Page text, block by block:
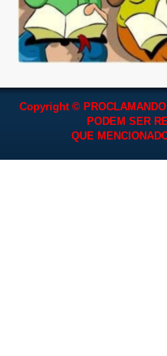
Copyright ©
PODEM SER
QUE